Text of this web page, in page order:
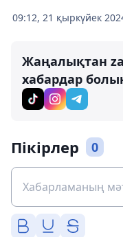
09:12, 21 қыркүйек
Жаңалықтан
хабардар
Пікірлер 0